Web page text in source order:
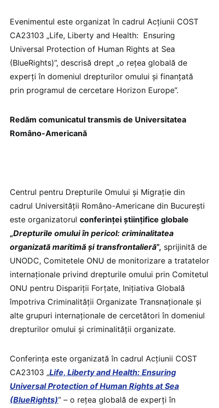
Evenimentul este organizat în cadrul Acțiunii COST
CA23103 „Life, Liberty and Health: Ensuring
Universal Protection of Human Rights at Sea
(BlueRights)”, descrisă drept „o rețea globală de
experți în domeniul drepturilor omului și finanțată
prin programul de cercetare Horizon Europe”.
Redăm comunicatul transmis de Universitatea
Româno-Americană
Centrul pentru Drepturile Omului și Migrație din
cadrul Universității Româno-Americane din București
este organizatorul conferinței științifice globale
„Drepturile omului în pericol: criminalitatea
organizată maritimă și transfrontalieră”, sprijinită de
UNODC, Comitetele ONU de monitorizare a tratatelor
internaționale privind drepturile omului prin Comitetul
ONU pentru Dispariții Forțate, Inițiativa Globală
împotriva Criminalității Organizate Transnaționale și
alte grupuri internaționale de cercetători în domeniul
drepturilor omului și criminalității organizate.
Conferința este organizată în cadrul Acțiunii COST
CA23103 „Life, Liberty and Health: Ensuring
Universal Protection of Human Rights at Sea
(BlueRights)” – o rețea globală de experți în